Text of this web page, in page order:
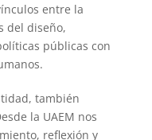
entre la
del diseño,
públicas con
también
la UAEM nos
reflexión y